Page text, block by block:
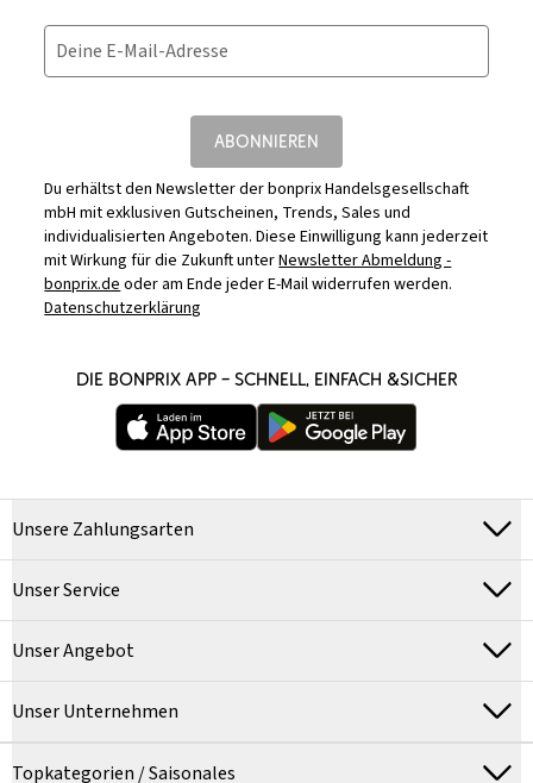
Deine E-Mail-Adresse
ABONNIEREN
Du erhältst den Newsletter der bonprix Handelsgesellschaft
mbH mit exklusiven Gutscheinen, Trends, Sales und
individualisierten Angeboten. Diese Einwilligung kann jederzeit
mit Wirkung für die Zukunft unterNewsletter Abmeldung -
bonprix.deoder am Ende jeder E-Mail widerrufen werden.
Datenschutzerklärung
DIE BONPRIX APP – SCHNELL, EINFACH &SICHER
Unsere Zahlungsarten
Unser Service
Unser Angebot
Unser Unternehmen
Topkategorien / Saisonales